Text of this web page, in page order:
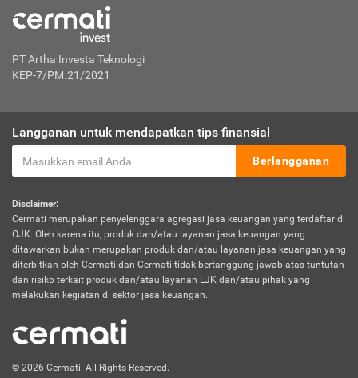
PT Artha Investa Teknologi
KEP-7/PM.21/2021
Langganan untuk mendapatkan tips finansial
Berlangganan
Disclaimer:
Cermati merupakan penyelenggara agregasi jasa keuangan yang terdaftar di
OJK. Oleh karena itu, produk dan/atau layanan jasa keuangan yang
ditawarkan bukan merupakan produk dan/atau layanan jasa keuangan yang
diterbitkan oleh Cermati dan Cermati tidak bertanggung jawab atas tuntutan
dan risiko terkait produk dan/atau layanan LJK dan/atau pihak yang
melakukan kegiatan di sektor jasa keuangan.
© 2026 Cermati. All Rights Reserved.